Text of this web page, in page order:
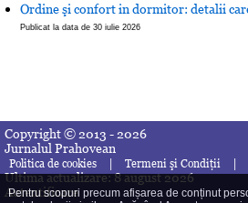
Ordine şi confort in dormitor: detalii
Publicat la data de 30 iulie 2026
Copyright © 2013 - 2026
Jurnalul Prahovean
Politica de cookies | Termeni şi Condiţii |
Ultima actualizare: 8 august 2026
Autentificare
Pentru scopuri precum afișarea de conținut